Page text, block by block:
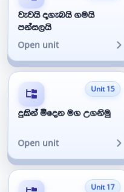
වැවයි දාගැබයි ගමයි
පන්සලයි
Open unit
Unit 15
දුකින් මිදෙන මග උගනිමු
Open unit
Unit 17